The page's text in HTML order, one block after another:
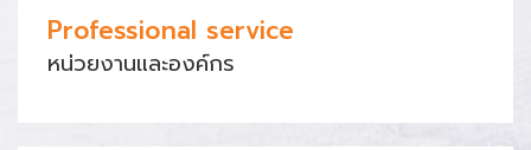
Professional service
หน่วยงานและองค์กร